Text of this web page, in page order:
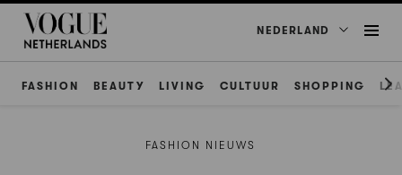
NEDERLAND
FASHION BEAUTY LIVING CULTUUR SHOPPING
FASHION NIEUWS